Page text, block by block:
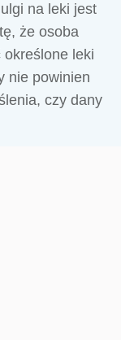
na leki jest
że osoba
określone leki
nie powinien
czy dany